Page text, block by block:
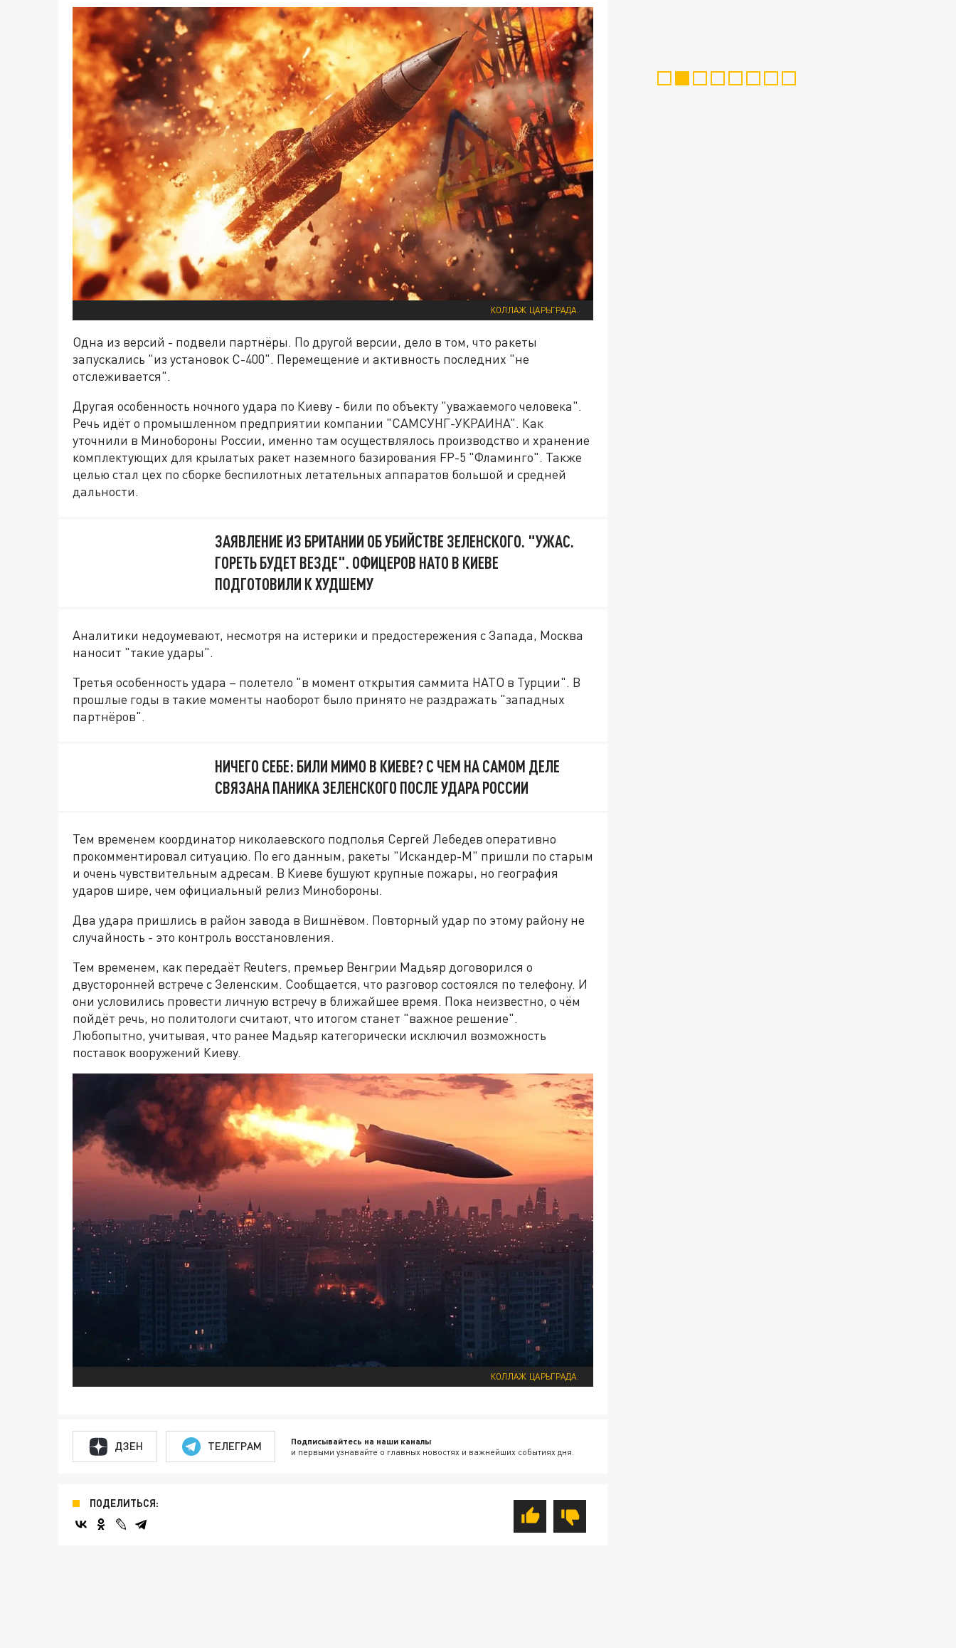
КОЛЛАЖ ЦАРЬГРАДА.
Одна из версий - подвели партнёры. По другой версии, дело в том, что ракеты
запускались "из установок С-400". Перемещение и активность последних "не
отслеживается".
Другая особенность ночного удара по Киеву - били по объекту "уважаемого человека".
Речь идёт о промышленном предприятии компании "САМСУНГ-УКРАИНА". Как
уточнили в Минобороны России, именно там осуществлялось производство и хранение
комплектующих для крылатых ракет наземного базирования FP-5 "Фламинго". Также
целью стал цех по сборке беспилотных летательных аппаратов большой и средней
дальности.
ЗАЯВЛЕНИЕ ИЗ БРИТАНИИ ОБ УБИЙСТВЕ ЗЕЛЕНСКОГО. "УЖАС.
ГОРЕТЬ БУДЕТ ВЕЗДЕ". ОФИЦЕРОВ НАТО В КИЕВЕ
ПОДГОТОВИЛИ К ХУДШЕМУ
Аналитики недоумевают, несмотря на истерики и предостережения с Запада, Москва
наносит "такие удары".
Третья особенность удара – полетело "в момент открытия саммита НАТО в Турции". В
прошлые годы в такие моменты наоборот было принято не раздражать "западных
партнёров".
НИЧЕГО СЕБЕ: БИЛИ МИМО В КИЕВЕ? С ЧЕМ НА САМОМ ДЕЛЕ
СВЯЗАНА ПАНИКА ЗЕЛЕНСКОГО ПОСЛЕ УДАРА РОССИИ
Тем временем координатор николаевского подполья Сергей Лебедев оперативно
прокомментировал ситуацию. По его данным, ракеты "Искандер-М" пришли по старым
и очень чувствительным адресам. В Киеве бушуют крупные пожары, но география
ударов шире, чем официальный релиз Минобороны.
Два удара пришлись в район завода в Вишнёвом. Повторный удар по этому району не
случайность - это контроль восстановления.
Тем временем, как передаёт Reuters, премьер Венгрии Мадьяр договорился о
двусторонней встрече с Зеленским. Сообщается, что разговор состоялся по телефону. И
они условились провести личную встречу в ближайшее время. Пока неизвестно, о чём
пойдёт речь, но политологи считают, что итогом станет "важное решение".
Любопытно, учитывая, что ранее Мадьяр категорически исключил возможность
поставок вооружений Киеву.
КОЛЛАЖ ЦАРЬГРАДА.
ДЗЕН ТЕЛЕГРАМ Подписывайтесь на наши каналы
и первыми узнавайте о главных новостях и важнейших событиях дня.
ПОДЕЛИТЬСЯ: